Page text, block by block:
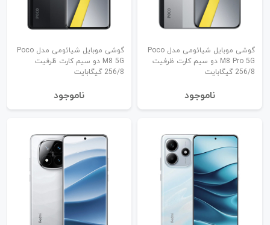
گوشی موبایل شیائومی مدل Poco
M8 Pro 5G دو سیم کارت ظرفیت
256/8 گیگابایت
نا‌موجود
گوشی موبایل شیائومی مدل Poco
M8 5G دو سیم کارت ظرفیت
256/8 گیگابایت
نا‌موجود